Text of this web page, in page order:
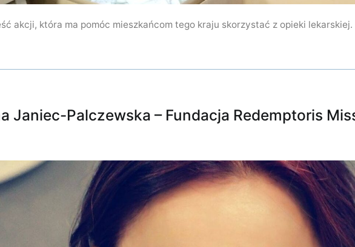
akcji, która ma pomóc mieszkańcom tego kraju skorzystać z opieki lekarskiej.
Janiec-Palczewska – Fundacja Redemptoris